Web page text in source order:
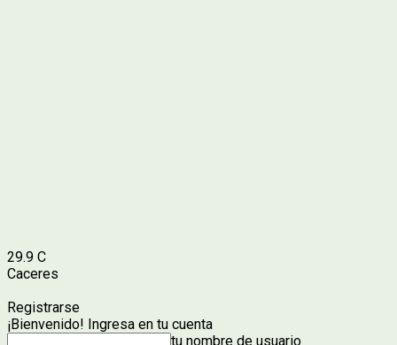
29.9 C
Caceres
Registrarse
¡Bienvenido! Ingresa en tu cuenta
tu nombre de usuario